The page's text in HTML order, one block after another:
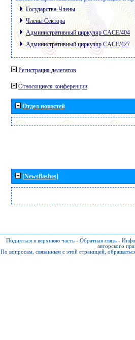
Государства-Члены
Члены Сектора
Административный циркуляр CACE/404
Административный циркуляр CACE/427
Регистрация делегатов
Относящиеся конференции
Отдел новостей
[Newsflashes]
Подняться в верхнюю часть - Обратная связь -
авторского
По вопросам, связанным с этой страницей,